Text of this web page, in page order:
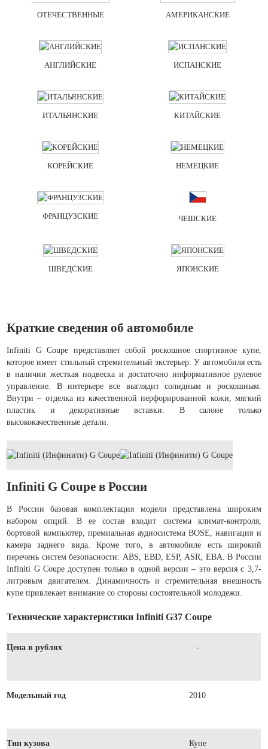
ОТЕЧЕСТВЕННЫЕ АМЕРИКАНСКИЕ
АНГЛИЙСКИЕ ИСПАНСКИЕ
ИТАЛЬЯНСКИЕ КИТАЙСКИЕ
КОРЕЙСКИЕ НЕМЕЦКИЕ
ФРАНЦУЗСКИЕ ЧЕШСКИЕ
ШВЕДСКИЕ ЯПОНСКИЕ
Краткие сведения об автомобиле
Infiniti G Coupe представляет собой роскошное спортивное купе,
которое имеет стильный стремительный экстерьер. У автомобиля есть
в наличии жесткая подвеска и достаточно информативное рулевое
управление. В интерьере все выглядит солидным и роскошным.
Внутри – отделка из качественной перфорированной кожи, мягкий
пластик и декоративные вставки. В салоне только
высококачественные детали.
Infiniti G Coupe в России
В России базовая комплектация модели представлена широким
набором опций. В ее состав входит система климат-контроля,
бортовой компьютер, премиальная аудиосистема BOSE, навигация и
камера заднего вида. Кроме того, в автомобиле есть широкий
перечень систем безопасности: ABS, EBD, ESP, ASR, EBA. В России
Infiniti G Coupe доступен только в одной версии – это версия с 3,7-
литровым двигателем. Динамичность и стремительная внешность
купе привлекает внимание со стороны состоятельной молодежи.
Технические характеристики Infiniti G37 Coupe
Цена в рублях -
Модельный год 2010
Тип кузова Купе